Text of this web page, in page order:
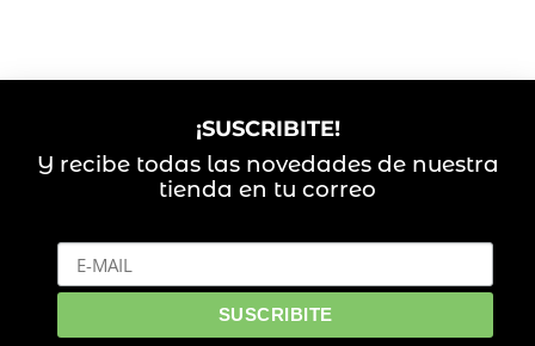
¡SUSCRIBITE!
Y recibe todas las novedades de nuestra
tienda en tu correo